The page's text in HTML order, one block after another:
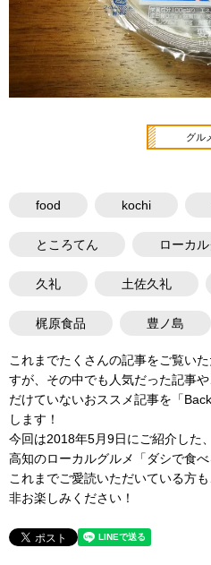
グル
food kochi
ところてん ローカ
久礼 土佐久礼
梶原食品 豊ノ島
これまでたくさんの記事をご覧い
すが、その中でも人気だった記事
だけていないおススメ記事を「
します！
今回は2018年5月9日にご紹介した
高知のローカルグルメ「ダシで食
これまでご愛読いただいている方
非お楽しみください！